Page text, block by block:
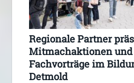
Regionale Partner
Mitmachaktionen und
Fachvorträge im
Detmold